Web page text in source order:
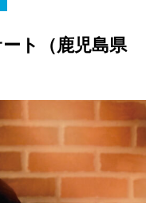
ト（鹿児島県